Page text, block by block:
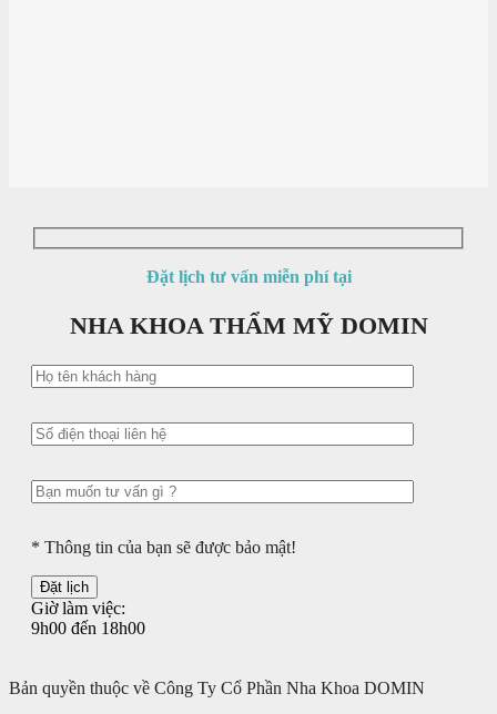
Đặt lịch tư vấn miễn phí tại
NHA KHOA THẨM MỸ DOMIN
* Thông tin của bạn sẽ được bảo mật!
Giờ làm việc:
9h00 đến 18h00
Bản quyền thuộc về Công Ty Cổ Phần Nha Khoa DOMIN